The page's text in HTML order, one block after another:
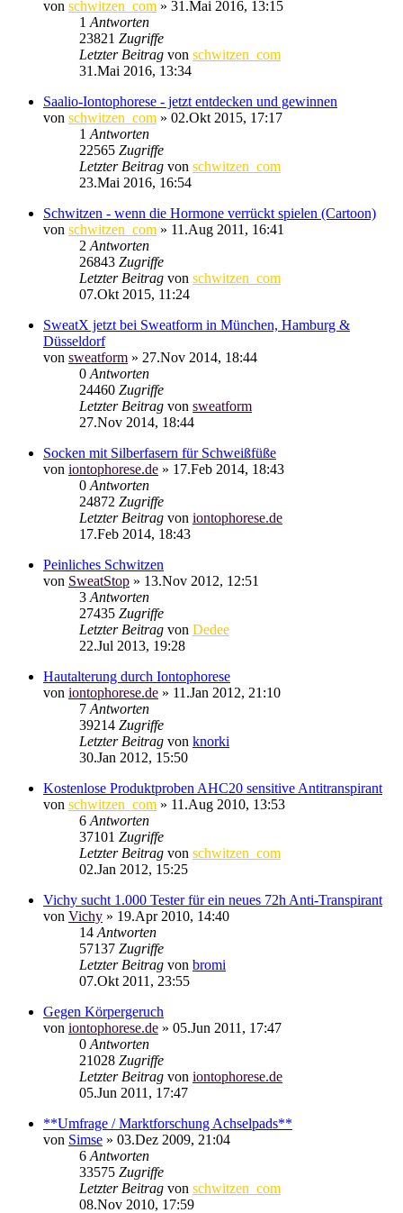
von schwitzen_com » 31.Mai 2016, 13:15
1 Antworten
23821 Zugriffe
Letzter Beitrag von schwitzen_com
31.Mai 2016, 13:34
Saalio-Iontophorese - jetzt entdecken und gewinnen
von schwitzen_com » 02.Okt 2015, 17:17
1 Antworten
22565 Zugriffe
Letzter Beitrag von schwitzen_com
23.Mai 2016, 16:54
Schwitzen - wenn die Hormone verrückt spielen (Cartoon)
von schwitzen_com » 11.Aug 2011, 16:41
2 Antworten
26843 Zugriffe
Letzter Beitrag von schwitzen_com
07.Okt 2015, 11:24
SweatX jetzt bei Sweatform in München, Hamburg &
Düsseldorf
von sweatform » 27.Nov 2014, 18:44
0 Antworten
24460 Zugriffe
Letzter Beitrag von sweatform
27.Nov 2014, 18:44
Socken mit Silberfasern für Schweißfüße
von iontophorese.de » 17.Feb 2014, 18:43
0 Antworten
24872 Zugriffe
Letzter Beitrag von iontophorese.de
17.Feb 2014, 18:43
Peinliches Schwitzen
von SweatStop » 13.Nov 2012, 12:51
3 Antworten
27435 Zugriffe
Letzter Beitrag von Dedee
22.Jul 2013, 19:28
Hautalterung durch Iontophorese
von iontophorese.de » 11.Jan 2012, 21:10
7 Antworten
39214 Zugriffe
Letzter Beitrag von knorki
30.Jan 2012, 15:50
Kostenlose Produktproben AHC20 sensitive Antitranspirant
von schwitzen_com » 11.Aug 2010, 13:53
6 Antworten
37101 Zugriffe
Letzter Beitrag von schwitzen_com
02.Jan 2012, 15:25
Vichy sucht 1.000 Tester für ein neues 72h Anti-Transpirant
von Vichy » 19.Apr 2010, 14:40
14 Antworten
57137 Zugriffe
Letzter Beitrag von bromi
07.Okt 2011, 23:55
Gegen Körpergeruch
von iontophorese.de » 05.Jun 2011, 17:47
0 Antworten
21028 Zugriffe
Letzter Beitrag von iontophorese.de
05.Jun 2011, 17:47
**Umfrage / Marktforschung Achselpads**
von Simse » 03.Dez 2009, 21:04
6 Antworten
33575 Zugriffe
Letzter Beitrag von schwitzen_com
08.Nov 2010, 17:59